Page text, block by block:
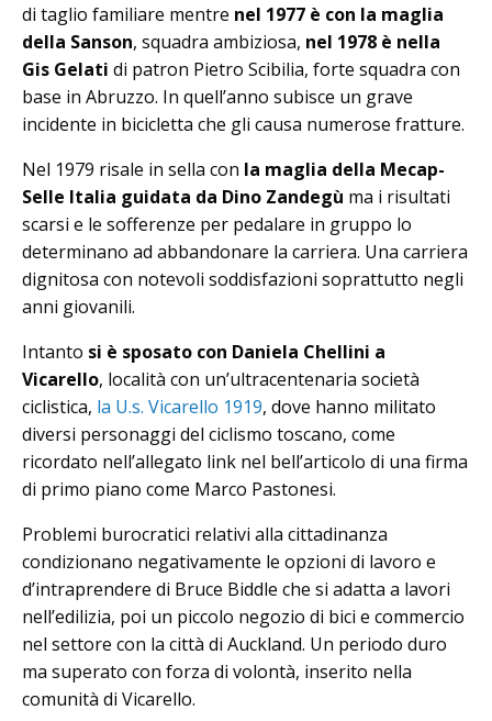
di taglio familiare mentre nel 1977 è con la maglia
della Sanson, squadra ambiziosa, nel 1978 è nella
Gis Gelati di patron Pietro Scibilia, forte squadra con
base in Abruzzo. In quell’anno subisce un grave
incidente in bicicletta che gli causa numerose fratture.
Nel 1979 risale in sella con la maglia della Mecap-
Selle Italia guidata da Dino Zandegù ma i risultati
scarsi e le sofferenze per pedalare in gruppo lo
determinano ad abbandonare la carriera. Una carriera
dignitosa con notevoli soddisfazioni soprattutto negli
anni giovanili.
Intanto si è sposato con Daniela Chellini a
Vicarello, località con un’ultracentenaria società
ciclistica, la U.s. Vicarello 1919, dove hanno militato
diversi personaggi del ciclismo toscano, come
ricordato nell’allegato link nel bell’articolo di una firma
di primo piano come Marco Pastonesi.
Problemi burocratici relativi alla cittadinanza
condizionano negativamente le opzioni di lavoro e
d’intraprendere di Bruce Biddle che si adatta a lavori
nell’edilizia, poi un piccolo negozio di bici e commercio
nel settore con la città di Auckland. Un periodo duro
ma superato con forza di volontà, inserito nella
comunità di Vicarello.